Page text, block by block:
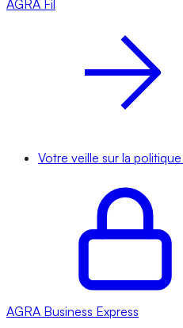
AGRA Fil
Votre veille sur la
AGRA Business Express